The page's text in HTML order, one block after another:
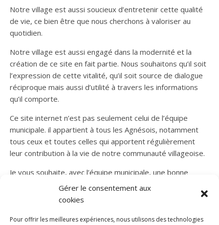
Gérer le consentement aux
cookies
Pour offrir les meilleures expériences, nous utilisons des technologies
Notre village est aussi soucieux d’entretenir cette qualité
de vie, ce bien être que nous cherchons à valoriser au
quotidien.
Notre village est aussi engagé dans la modernité et la
création de ce site en fait partie. Nous souhaitons qu’il soit
l’expression de cette vitalité, qu’il soit source de dialogue
réciproque mais aussi d’utilité à travers les informations
qu’il comporte.
Ce site internet n’est pas seulement celui de l’équipe
municipale. il appartient à tous les Agnésois, notamment
tous ceux et toutes celles qui apportent régulièrement
leur contribution à la vie de notre communauté villageoise.
Je vous souhaite, avec l’équipe municipale, une bonne
lecture et n’oubliez pas, vos remarques nous seront
A bientôt le plaisir de vous rencontrer !